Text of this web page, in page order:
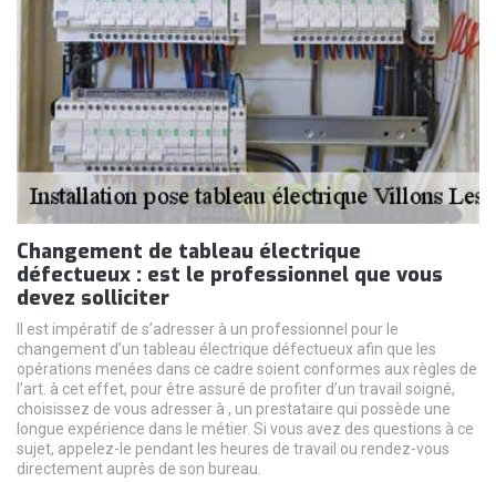
Changement de tableau électrique
défectueux : est le professionnel que vous
devez solliciter
Il est impératif de s’adresser à un professionnel pour le
changement d’un tableau électrique défectueux afin que les
opérations menées dans ce cadre soient conformes aux règles de
l’art. à cet effet, pour être assuré de profiter d’un travail soigné,
choisissez de vous adresser à , un prestataire qui possède une
longue expérience dans le métier. Si vous avez des questions à ce
sujet, appelez-le pendant les heures de travail ou rendez-vous
directement auprès de son bureau.